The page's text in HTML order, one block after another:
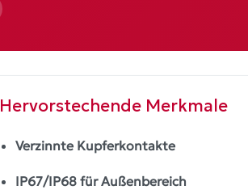
Hervorstechende Merkmale
Verzinnte Kupferkontakte
IP67/IP68 für Außenbereich